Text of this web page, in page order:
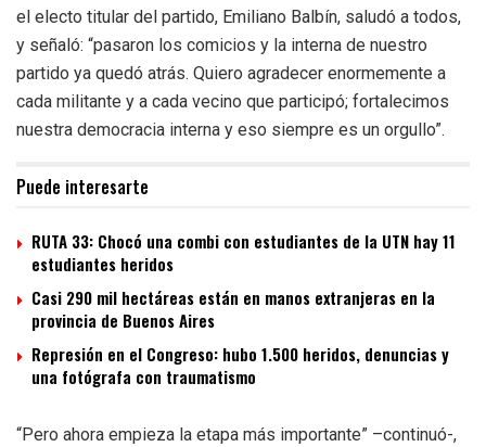
el electo titular del partido, Emiliano Balbín, saludó a todos,
y señaló: “pasaron los comicios y la interna de nuestro
partido ya quedó atrás. Quiero agradecer enormemente a
cada militante y a cada vecino que participó; fortalecimos
nuestra democracia interna y eso siempre es un orgullo”.
Puede interesarte
RUTA 33: Chocó una combi con estudiantes de la UTN hay 11
estudiantes heridos
Casi 290 mil hectáreas están en manos extranjeras en la
provincia de Buenos Aires
Represión en el Congreso: hubo 1.500 heridos, denuncias y
una fotógrafa con traumatismo
“Pero ahora empieza la etapa más importante” –continuó-,